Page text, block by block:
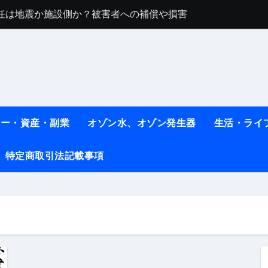
地震か施設側か？被害者への補償や損害賠償をわかりやす
コレ！ #医療ダイエット
#shots
本当に効果ある？ #エクササイズ
・記憶・名言・人生哲学から読み解く生き方
・資産・副業 オゾン水、オゾン発生器 生活・ライ
特定商取引法記載事項